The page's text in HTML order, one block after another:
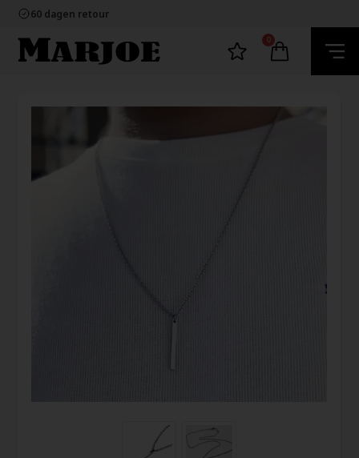
60 dagen retour
Ecommerce Europe
100% nikkelvrij sieraden
60 dagen retour
0